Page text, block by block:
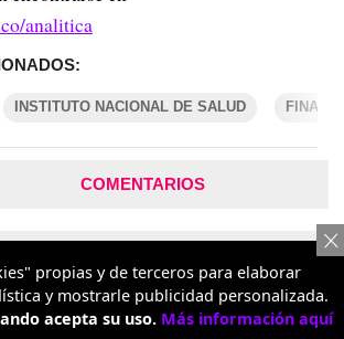
analitica
INSTITUTO NACIONAL DE SALUD
COMENTARIOS
propias y de terceros para elaborar
y mostrarle publicidad personalizada.
acepta su uso. Más información aquí